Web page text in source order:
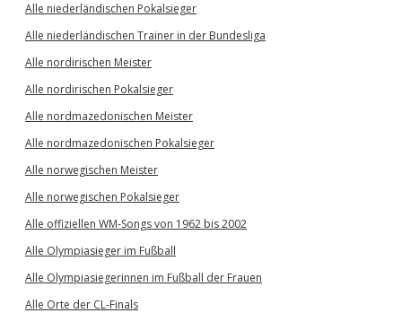
Alle niederländischen Pokalsieger
Alle niederländischen Trainer in der Bundesliga
Alle nordirischen Meister
Alle nordirischen Pokalsieger
Alle nordmazedonischen Meister
Alle nordmazedonischen Pokalsieger
Alle norwegischen Meister
Alle norwegischen Pokalsieger
Alle offiziellen WM-Songs von 1962 bis 2002
Alle Olympiasieger im Fußball
Alle Olympiasiegerinnen im Fußball der Frauen
Alle Orte der CL-Finals